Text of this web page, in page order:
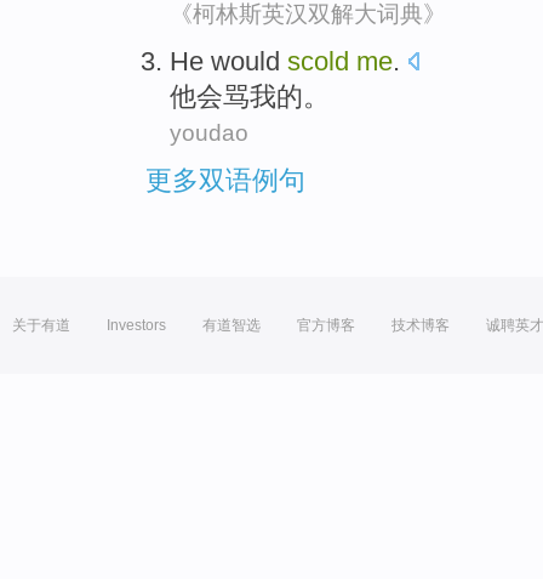
《柯林斯英汉双解大词典》
He would scold me.
他会骂我的。
youdao
更多双语例句
关于有道 Investors 有道智选 官方博客 技术博客 诚聘英才